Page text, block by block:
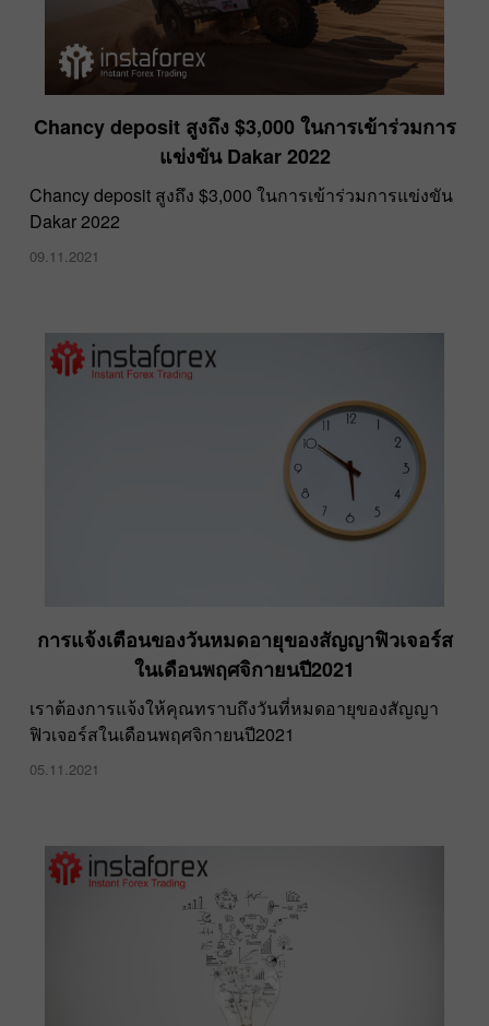
​Chancy deposit สูงถึง $3,000 ในการเข้าร่วมการ
แข่งขัน Dakar 2022
​Chancy deposit สูงถึง $3,000 ในการเข้าร่วมการแข่งขัน
Dakar 2022
09.11.2021
การแจ้งเตือนของวันหมดอายุของสัญญาฟิวเจอร์ส
ในเดือนพฤศจิกายนปี2021
เราต้องการแจ้งให้คุณทราบถึงวันที่หมดอายุของสัญญา
ฟิวเจอร์สในเดือนพฤศจิกายนปี2021
05.11.2021